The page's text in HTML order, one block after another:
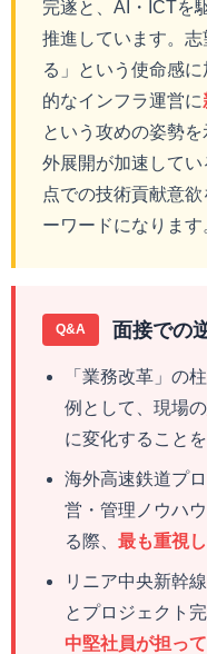
完遂と、AI・ICTを
推進しています。
る」という使命感
的なインフラ運営に
という攻めの姿勢
外展開が加速して
点での技術貢献意
ーワードになります
Q&A 面接での
「業務改革」の
例として、現場の
に変化すること
海外高速鉄道プ
営・管理ノウハ
る際、 最も重視
リニア中央新幹
とプロジェクト
中堅社員が担っ